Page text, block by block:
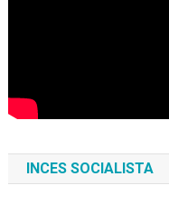
INCES SOCIALISTA